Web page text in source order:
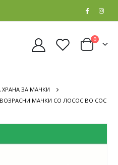
0
ЗА МАЧКИ
ВОЗРАСНИ МАЧКИ СО ЛОСОС ВО СОС